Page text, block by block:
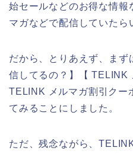
始セールなどのお得な情
マガなどで配信していたら
だから、とりあえず、ま
信してるの？】【 TELINK
TELINK メルマガ割引クー
てみることにしました。
ただ、残念ながら、